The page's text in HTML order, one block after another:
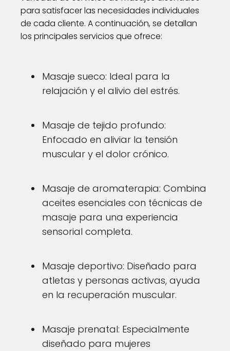
para satisfacer las necesidades individuales
de cada cliente. A continuación, se detallan
los principales servicios que ofrece:
Masaje sueco: Ideal para la
relajación y el alivio del estrés.
Masaje de tejido profundo:
Enfocado en aliviar la tensión
muscular y el dolor crónico.
Masaje de aromaterapia: Combina
aceites esenciales con técnicas de
masaje para una experiencia
sensorial completa.
Masaje deportivo: Diseñado para
atletas y personas activas, ayuda
en la recuperación muscular.
Masaje prenatal: Especialmente
diseñado para mujeres